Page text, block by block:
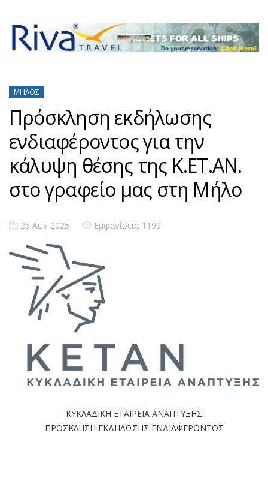
ΜΉΛΟΣ
Πρόσκληση εκδήλωσης
ενδιαφέροντος για την
κάλυψη θέσης της Κ.ΕΤ.ΑΝ.
στο γραφείο μας στη Μήλο
25 Αυγ 2025 Εμφανίσεις: 1199
ΚΥΚΛΑΔΙΚΗ ΕΤΑΙΡΕΙΑ ΑΝΑΠΤΥΞΗΣ
ΠΡΟΣΚΛΗΣΗ ΕΚΔΗΛΩΣΗΣ ΕΝΔΙΑΦΕΡΟΝΤΟΣ